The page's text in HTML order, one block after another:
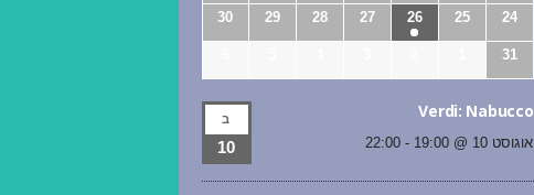
24
25
26
27
28
29
30
31
ב
10
Verdi: Nabucco
אוגוסט 10 @ 19:00 -
22:00